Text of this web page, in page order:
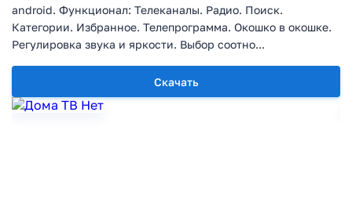
Скачать
android. Функционал: Телеканалы. Радио. Поиск.
Категории. Избранное. Телепрограмма. Окошко в окошке.
Регулировка звука и яркости. Выбор соотно...